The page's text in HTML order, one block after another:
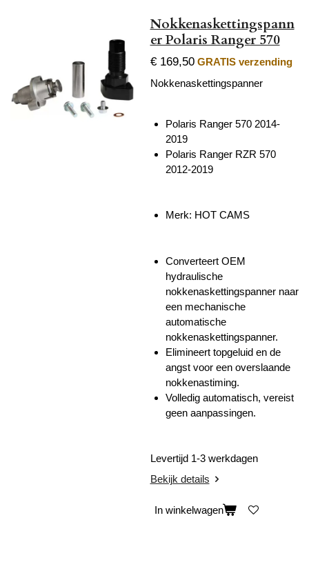
Nokkenaskettingspann
er Polaris Ranger 570
€ 169,50 GRATIS verzending
Nokkenaskettingspanner
Polaris Ranger 570 2014-
2019
Polaris Ranger RZR 570
2012-2019
Merk: HOT CAMS
Converteert OEM
hydraulische
nokkenaskettingspanner naar
een mechanische
automatische
nokkenaskettingspanner.
Elimineert topgeluid en de
angst voor een overslaande
nokkenastiming.
Volledig automatisch, vereist
geen aanpassingen.
Levertijd 1-3 werkdagen
Bekijk details
In winkelwagen